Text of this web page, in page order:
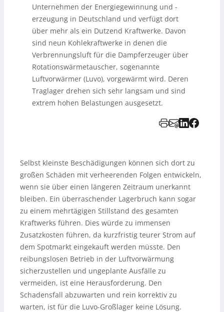
Unternehmen der Energiegewinnung und -
erzeugung in Deutschland und verfügt dort
über mehr als ein Dutzend Kraftwerke. Davon
sind neun Kohlekraftwerke in denen die
Verbrennungsluft für die Dampferzeuger über
Rotationswärmetauscher, sogenannte
Luftvorwärmer (Luvo), vorgewärmt wird. Deren
Traglager drehen sich sehr langsam und sind
extrem hohen Belastungen ausgesetzt.
Selbst kleinste Beschädigungen können sich dort zu
großen Schäden mit verheerenden Folgen entwickeln,
wenn sie über einen längeren Zeitraum unerkannt
bleiben. Ein überraschender Lagerbruch kann sogar
zu einem mehrtägigen Stillstand des gesamten
Kraftwerks führen. Dies würde zu immensen
Zusatzkosten führen, da kurzfristig teurer Strom auf
dem Spotmarkt eingekauft werden müsste. Den
reibungslosen Betrieb in der Luftvorwärmung
sicherzustellen und ungeplante Ausfälle zu
vermeiden, ist eine Herausforderung. Den
Schadensfall abzuwarten und rein korrektiv zu
warten, ist für die Luvo-Großlager keine Lösung.